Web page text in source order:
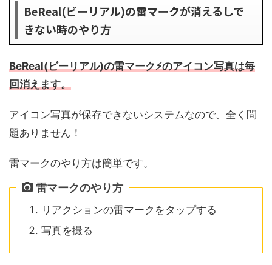
BeReal(ビーリアル)の雷マークが消えるしで
きない時のやり方
BeReal(ビーリアル)の雷マーク⚡️のアイコン写真は毎
回消えます。
アイコン写真が保存できないシステムなので、全く問
題ありません！
雷マークのやり方は簡単です。
雷マークのやり方
リアクションの雷マークをタップする
写真を撮る